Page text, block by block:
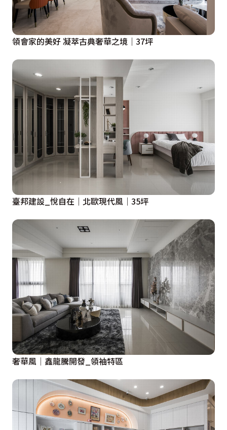
領會家的美好 凝萃古典奢華之境｜37坪
臺邦建設_悅自在｜北歐現代風｜35坪
奢華風│鑫龍騰開發_領袖特區